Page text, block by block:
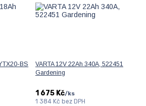
BS
VARTA 12V 22Ah 340A, 522451
Gardening
1 675 Kč/ks
1 384 Kč bez DPH